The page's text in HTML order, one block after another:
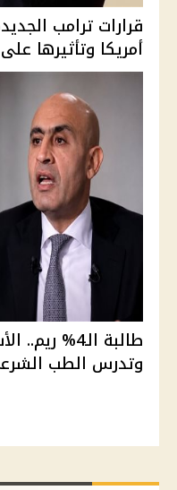
قرارات ترامب
أمريكا وتأثيرها
طالبة
وتدرس الطب